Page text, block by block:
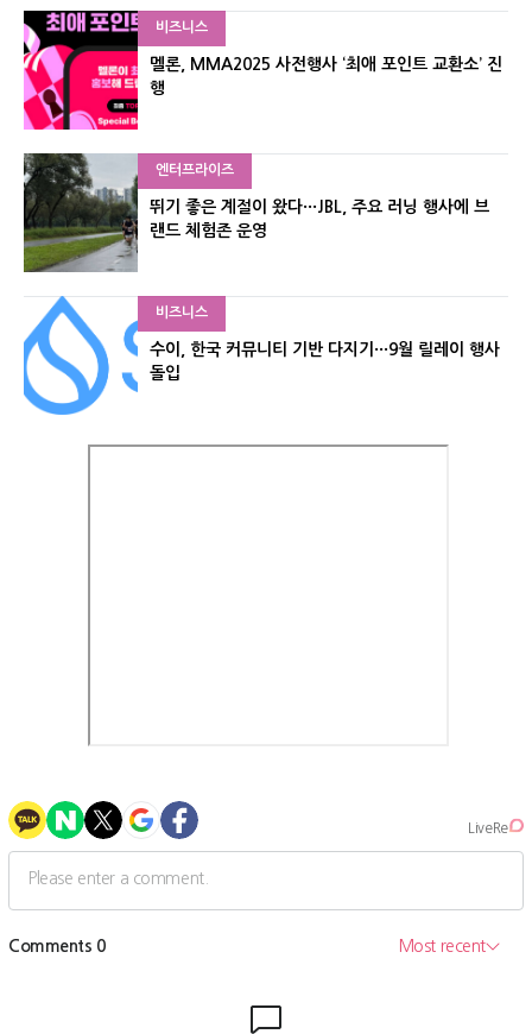
비즈니스
멜론, MMA2025 사전행사 ‘최애 포인트 교환소’ 진
행
엔터프라이즈
뛰기 좋은 계절이 왔다···JBL, 주요 러닝 행사에 브
랜드 체험존 운영
비즈니스
수이, 한국 커뮤니티 기반 다지기···9월 릴레이 행사
돌입